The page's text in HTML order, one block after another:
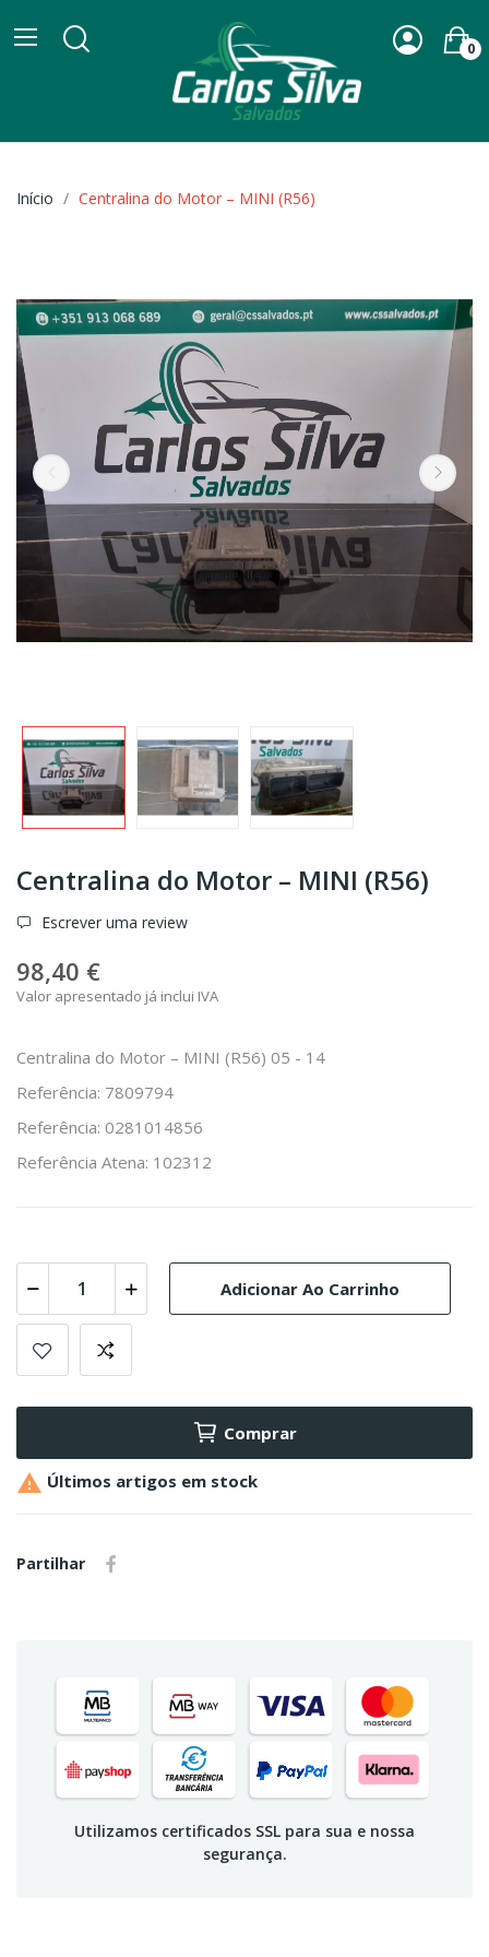
0
Início Centralina do Motor – MINI (R56)
Centralina do Motor – MINI (R56)
Escrever uma review
98,40 €
Valor apresentado já inclui IVA
Centralina do Motor – MINI (R56) 05 - 14
Referência: 7809794
Referência: 0281014856
Referência Atena: 102312
Adicionar Ao Carrinho
Comprar
 Últimos artigos em stock
Partilhar
Utilizamos certificados SSL para sua e nossa
segurança.